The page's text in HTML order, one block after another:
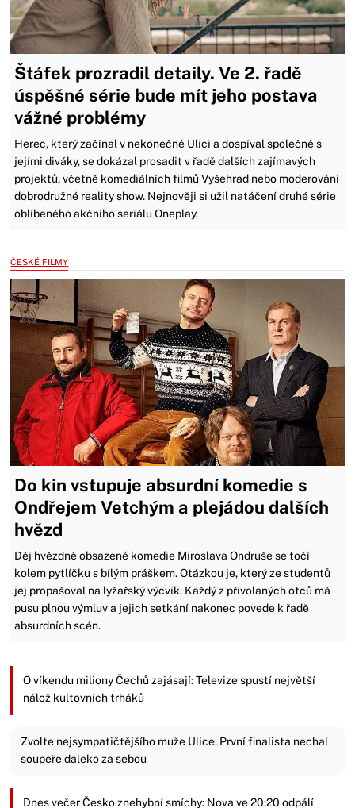
Štáfek prozradil detaily. Ve 2. řadě
úspěšné série bude mít jeho postava
vážné problémy
Herec, který začínal v nekonečné Ulici a dospíval společně s
jejími diváky, se dokázal prosadit v řadě dalších zajímavých
projektů, včetně komediálních filmů Vyšehrad nebo moderování
dobrodružné reality show. Nejnověji si užil natáčení druhé série
oblíbeného akčního seriálu Oneplay.
ČESKÉ FILMY
Do kin vstupuje absurdní komedie s
Ondřejem Vetchým a plejádou dalších
hvězd
Děj hvězdně obsazené komedie Miroslava Ondruše se točí
kolem pytlíčku s bílým práškem. Otázkou je, který ze studentů
jej propašoval na lyžařský výcvik. Každý z přivolaných otců má
pusu plnou výmluv a jejich setkání nakonec povede k řadě
absurdních scén.
O víkendu miliony Čechů zajásají: Televize spustí největší
nálož kultovních trháků
Zvolte nejsympatičtějšího muže Ulice. První finalista nechal
soupeře daleko za sebou
Dnes večer Česko znehybní smíchy: Nova ve 20:20 odpálí